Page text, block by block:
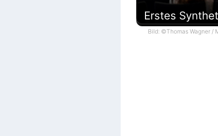
Erstes
Bild: ©Thomas Wagner /